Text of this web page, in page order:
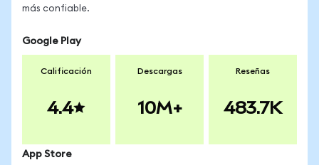
más confiable.
Google Play
Calificación
4.4
Descargas
10M+
Reseñas
483.7K
App Store